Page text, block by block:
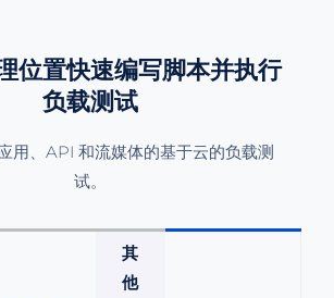
位置快速编写脚本并执行
负载测试
用、API 和流媒体的基于云的负载测
试。
其
他